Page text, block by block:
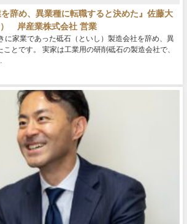
を辞め、異業種に転職すると決めた』佐藤大
岸産業株式会社 営業
に家業であった砥石（といし）製造会社を辞め、異
とです。 実家は工業用の研削砥石の製造会社で、